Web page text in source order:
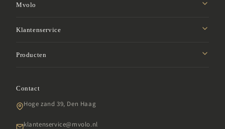
Mvolo
Studentenkorting
Garantie
SDG
Klantenservice
Klachten
Producten
LED gezichtsmaskers
Infraroodlampen
Daglichtlampen
Contact
Hoge zand 39, Den Haag
klantenservice@mvolo.nl